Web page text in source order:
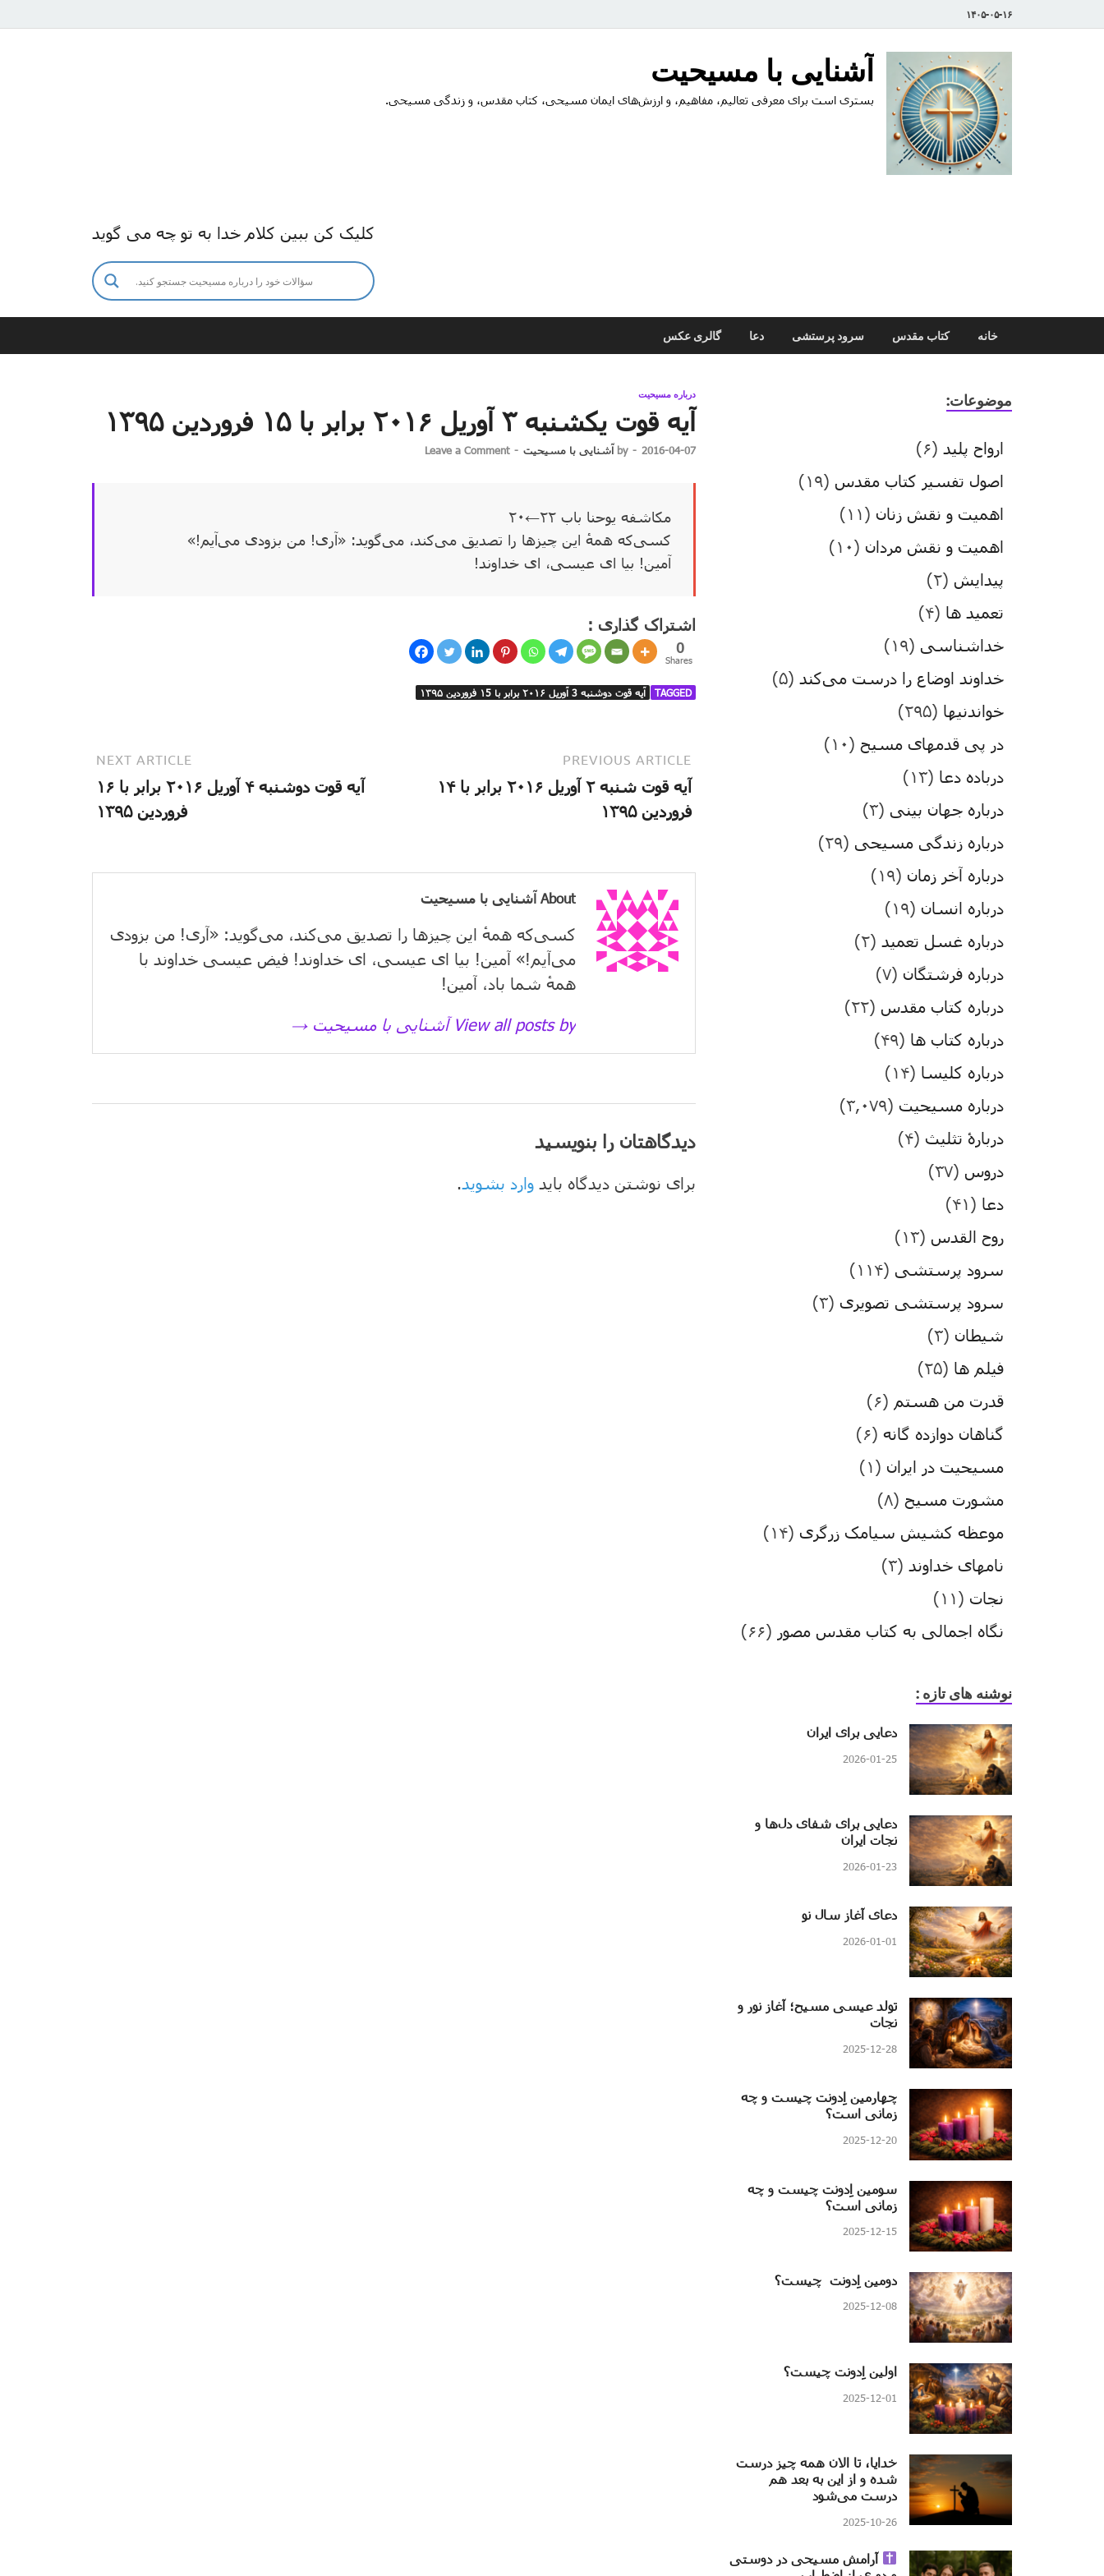
۱۴۰۵-۰۵-۱۶
آشنایی با مسیحیت
بستری است برای معرفی تعالیم، مفاهیم، و ارزش‌های ایمان مسیحی، کتاب مقدس، و زندگی مسیحی.
کلیک کن ببین کلام خدا به تو چه می گوید
خانه کتاب مقدس سرود پرستشی دعا گالری عکس
درباره مسیحیت
آیه قوت یکشنبه ۳ آوریل ۲۰۱۶ برابر با ۱۵ فروردین ۱۳۹۵
2016-04-07
-
by آشنایی با مسیحیت -
Leave a Comment
مکاشفه یوحنا باب ۲۲←۲۰
کسی‌که همهٔ این چیزها را تصدیق می‌کند، می‌گوید: «آری! من بزودی می‌آیم!»
آمین! بیا ای عیسی، ای خداوند!
اشتراک گذاری :
0
Shares
TAGGED آیه قوت دوشنبه 3 آوریل ۲۰۱۶ برابر با ۱5 فروردین ۱۳۹۵
PREVIOUS ARTICLE
آیه قوت شنبه ۲ آوریل ۲۰۱۶ برابر با ۱۴
فروردین ۱۳۹۵
NEXT ARTICLE
آیه قوت دوشنبه ۴ آوریل ۲۰۱۶ برابر با ۱۶
فروردین ۱۳۹۵
About آشنایی با مسیحیت
کسی‌که همهٔ این چیزها را تصدیق می‌كند، می‌گوید: «آری! من بزودی
می‌آیم!» آمین! بیا ای عیسی، ای خداوند! فیض عیسی خداوند با
همهٔ شما باد، آمین!
View all posts by آشنایی با مسیحیت →
دیدگاهتان را بنویسید
برای نوشتن دیدگاه باید وارد بشوید.
موضوعات:
ارواح پلید (۶)
اصول تفسیر کتاب مقدس (۱۹)
اهمیت و نقش زنان (۱۱)
اهمیت و نقش مردان (۱۰)
پیدایش (۲)
تعمید ها (۴)
خداشناسی (۱۹)
خداوند اوضاع را درست می‌کند (۵)
خواندنیها (۲۹۵)
در پی قدمهای مسیح (۱۰)
درباده دعا (۱۳)
درباره جهان بینی (۳)
درباره زندگی مسیحی (۲۹)
درباره آخر زمان (۱۹)
درباره انسان (۱۹)
درباره غسل تعمید (۲)
درباره فرشتگان (۷)
درباره کتاب مقدس (۲۲)
درباره کتاب ها (۴۹)
درباره کلیسا (۱۴)
درباره مسیحیت (۳,۰۷۹)
دربارۀ تثلیث (۴)
دروس (۳۷)
دعا (۴۱)
روح القدس (۱۳)
سرود پرستشی (۱۱۴)
سرود پرستشی تصویری (۳)
شیطان (۳)
فیلم ها (۲۵)
قدرت من هستم (۶)
گناهان دوازده گانه (۶)
مسیحیت در ایران (۱)
مشورت مسیح (۸)
موعظه کشیش سیامک زرگری (۱۴)
نامهای خداوند (۳)
نجات (۱۱)
نگاه اجمالی به کتاب مقدس مصور (۶۶)
نوشنه های تازه :
دعایی برای ایران
2026-01-25
دعایی برای شفای دل‌ها و
نجات ایران
2026-01-23
دعای آغاز سال نو
2026-01-01
تولد عیسی مسیح؛ آغاز نور و
نجات
2025-12-28
چهارمین اِدونت چیست و چه
زمانی است؟
2025-12-20
سومین اِدونت چیست و چه
زمانی است؟
2025-12-15
دومین اِدونت چیست؟
2025-12-08
اولین اِدونت چیست؟
2025-12-01
خدایا، تا الان همه چیز درست
شده و از این به بعد هم
درست می‌شود
2025-10-26
آرامش مسیحی در دوستی